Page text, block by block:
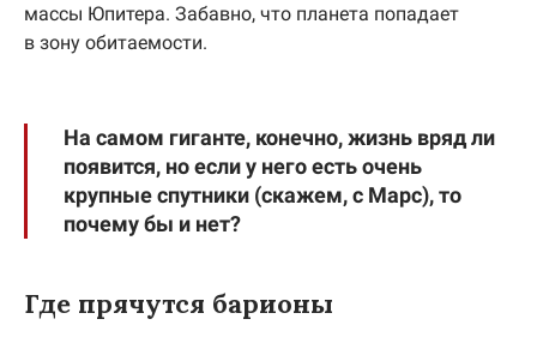
массы Юпитера. Забавно, что планета попадает
в зону обитаемости.
На самом гиганте, конечно, жизнь вряд ли
появится, но если у него есть очень
крупные спутники (скажем, с Марс), то
почему бы и нет?
Где прячутся барионы